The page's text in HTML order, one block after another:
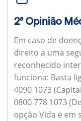
2ª Opinião
Em caso de
direito a uma
reconhecido
funciona: Basta
4090 1073
0800 778 1073
opção Vida e em